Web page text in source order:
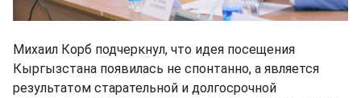
Михаил Корб подчеркнул, что идея посещения
Кыргызстана появилась не спонтанно, а является
результатом старательной и долгосрочной